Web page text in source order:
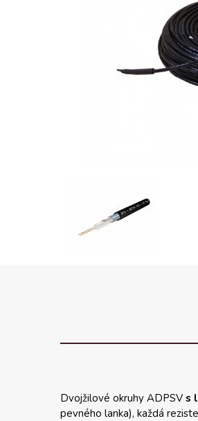
Dvojžilové okruhy ADPSV s
pevného lanka), každá